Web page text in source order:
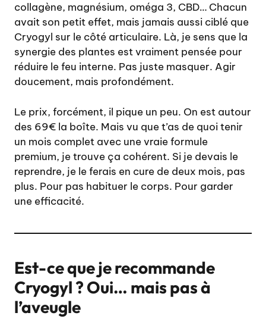
collagène, magnésium, oméga 3, CBD… Chacun
avait son petit effet, mais jamais aussi ciblé que
Cryogyl sur le côté articulaire. Là, je sens que la
synergie des plantes est vraiment pensée pour
réduire le feu interne. Pas juste masquer. Agir
doucement, mais profondément.
Le prix, forcément, il pique un peu. On est autour
des 69€ la boîte. Mais vu que t’as de quoi tenir
un mois complet avec une vraie formule
premium, je trouve ça cohérent. Si je devais le
reprendre, je le ferais en cure de deux mois, pas
plus. Pour pas habituer le corps. Pour garder
une efficacité.
Est-ce que je recommande
Cryogyl ? Oui… mais pas à
l’aveugle